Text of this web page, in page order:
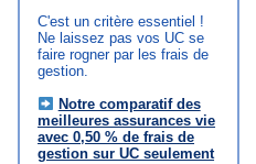
C'est un critère essentiel !
Ne laissez pas vos UC se
faire rogner par les frais de
gestion.
Notre comparatif des
meilleures assurances vie
avec 0,50 % de frais de
gestion sur UC seulement